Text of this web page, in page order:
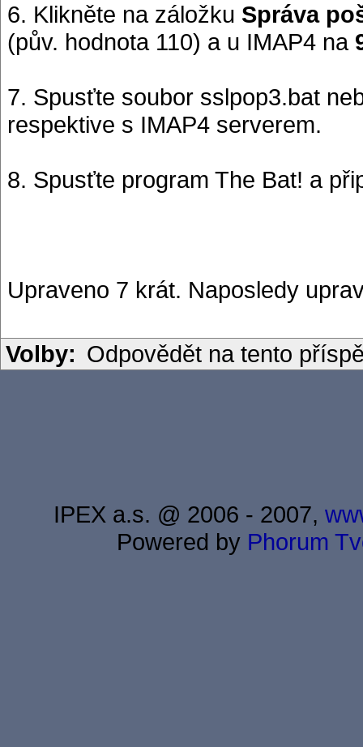
6. Klikněte na záložku Správa
(pův. hodnota 110) a u IMAP4 na
7. Spusťte soubor sslpop3.bat
respektive s IMAP4 serverem.
8. Spusťte program The Bat! a
Upraveno 7 krát. Naposledy
Volby: Odpovědět na tento
IPEX a.s. @ 2006 - 2007,
Powered by Phorum